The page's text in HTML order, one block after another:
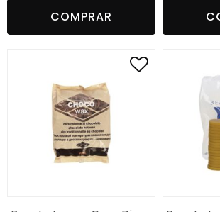
COMPRAR